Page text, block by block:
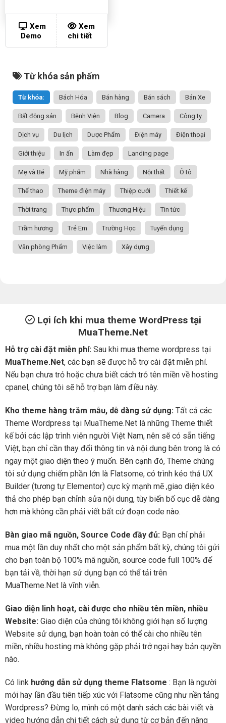
Xem
Demo
Xem
chi tiết
Từ khóa sản phẩm
Từ khóa: Bách Hóa Bán hàng Bán sách Bán Xe
Bất động sản Bệnh Viện Blog Camera Công ty
Dịch vụ Du lịch Dược Phẩm Điện máy Điện thoại
Giới thiệu In ấn Làm đẹp Landing page
Mẹ và Bé Mỹ phẩm Nhà hàng Nội thất Ô tô
Thể thao Theme điện máy Thiệp cưới Thiết kế
Thời trang Thực phẩm Thương Hiệu Tin tức
Trầm hương Trẻ Em Trường Học Tuyển dụng
Văn phòng Phẩm Việc làm Xây dựng
Lợi ích khi mua theme WordPress tại
MuaTheme.Net
Hỗ trợ cài đặt miễn phí: Sau khi mua theme wordpress tại
MuaTheme.Net, các bạn sẽ được hỗ trợ cài đặt miễn phí.
Nếu bạn chưa trỏ hoặc chưa biết cách trỏ tên miền về hosting
cpanel, chúng tôi sẽ hỗ trợ bạn làm điều này.
Kho theme hàng trăm mẫu, dễ dàng sử dụng: Tất cả các
Theme Wordpress tại MuaTheme.Net là những Theme thiết
kế bởi các lập trình viên người Việt Nam, nên sẽ có sẵn tiếng
Việt, bạn chỉ cần thay đổi thông tin và nội dung bên trong là có
ngay một giao diện theo ý muốn. Bên cạnh đó, Theme chúng
tôi sử dụng chiếm phần lớn là Flatsome, có trình kéo thả UX
Builder (tương tự Elementor) cực kỳ mạnh mẽ ,giao diện kéo
thả cho phép bạn chỉnh sửa nội dung, tùy biến bố cục dễ dàng
hơn mà không cần phải viết bất cứ đoạn code nào.
Bàn giao mã nguồn, Source Code đầy đủ: Bạn chỉ phải
mua một lần duy nhất cho một sản phẩm bất kỳ, chúng tôi gửi
cho bạn toàn bộ 100% mã nguồn, source code full 100% để
bạn tải về, thời hạn sử dụng bạn có thể tải trên
MuaTheme.Net là vĩnh viễn.
Giao diện linh hoạt, cài được cho nhiều tên miền, nhiều
Website: Giao diện của chúng tôi không giới hạn số lượng
Website sử dụng, bạn hoàn toàn có thể cài cho nhiều tên
miền, nhiều hosting mà không gặp phải trở ngại hay bản quyền
nào.
Có link hướng dẫn sử dụng theme Flatsome : Bạn là người
mới hay lần đầu tiên tiếp xúc với Flatsome cũng như nền tảng
Wordpress? Đừng lo, mình có một danh sách các bài viết và
video hướng dẫn chi tiết cách sử dụng từ cơ bản đến nâng